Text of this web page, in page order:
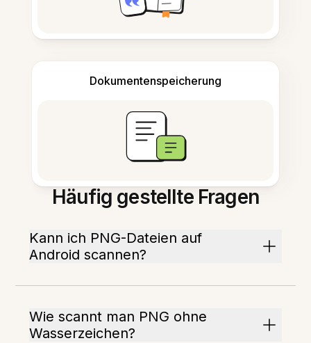
Dokumentenspeicherung
Häufig gestellte Fragen
Kann ich PNG-Dateien auf
Android scannen?
Wie scannt man PNG ohne
Wasserzeichen?